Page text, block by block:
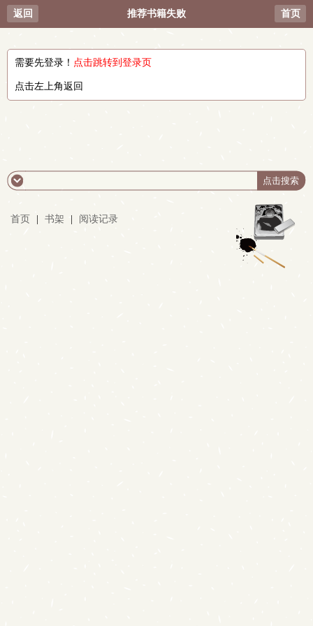
返回 推荐书籍失败 首页
需要先登录！ 点击跳转到登录页
点击左上角返回
首页 书架 阅读记录